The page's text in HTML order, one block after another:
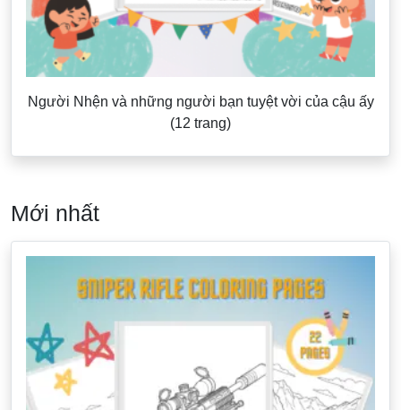
Người Nhện và những người bạn tuyệt vời của cậu ấy
(12 trang)
Mới nhất